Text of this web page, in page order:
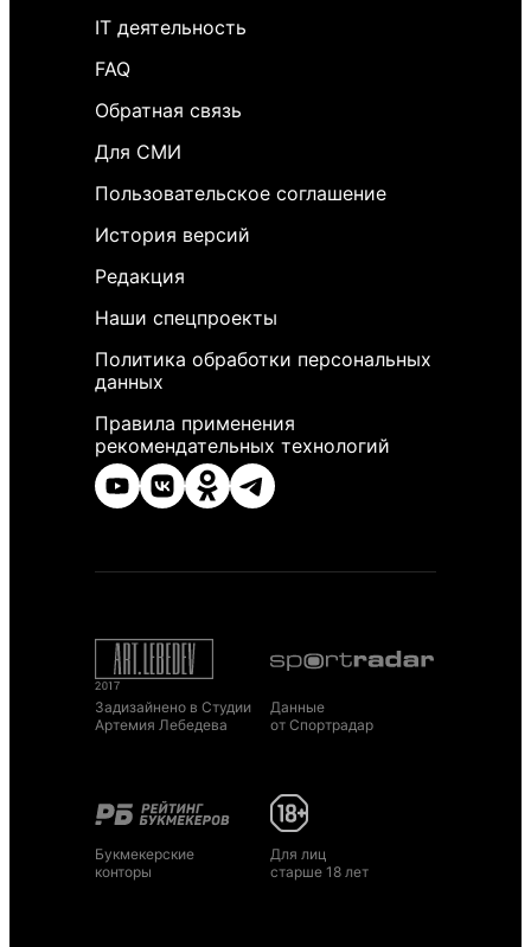
IT деятельность
FAQ
Обратная связь
Для СМИ
Пользовательское соглашение
История версий
Редакция
Наши спецпроекты
Политика обработки персональных
данных
Правила применения
рекомендательных технологий
Задизайнено в Студии
Артемия Лебедева
Данные
от Спортрадар
Букмекерские
конторы
Для лиц
старше 18 лет